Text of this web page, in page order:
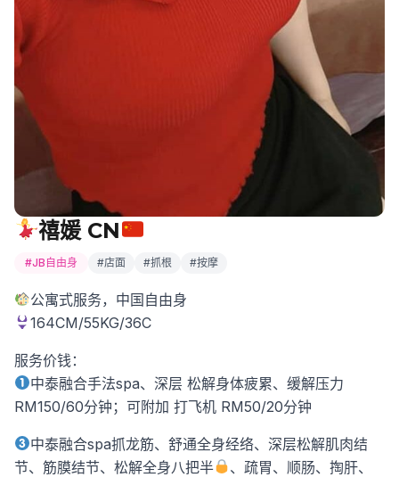
禧媛 CN
#JB自由身 #店面 #抓根 #按摩
公寓式服务，中国自由身
164CM/55KG/36C
服务价钱：
中泰融合手法spa、深层 松解身体疲累、缓解压力
RM150/60分钟；可附加 打飞机 RM50/20分钟
中泰融合spa抓龙筋、舒通全身经络、深层松解肌肉结
节、筋膜结节、松解全身八把半
、疏胃、顺肠、掏肝、